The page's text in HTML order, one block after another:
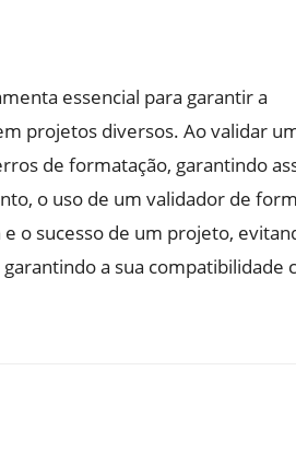
essencial para garantir a
projetos diversos. Ao validar
de formatação, garantindo
o uso de um validador de
o sucesso de um projeto,
a sua compatibilidade